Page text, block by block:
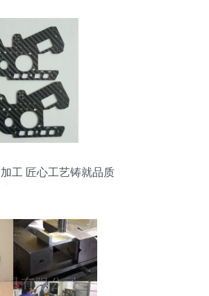
工 匠心工艺铸就品质